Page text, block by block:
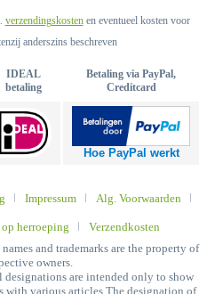
verzendingskostenen eventueel kosten voor
anderszins beschreven
IDEAL
betaling
Betaling via PayPal,
Creditcard
Hoe PayPal werkt
Impressum Alg. Voorwaarden
herroeping
Verzendkosten
and trademarks are the property of
owners.
designations are intended only to show
various articles The designation of